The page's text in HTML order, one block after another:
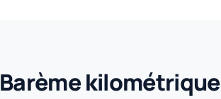
Barème kilométrique